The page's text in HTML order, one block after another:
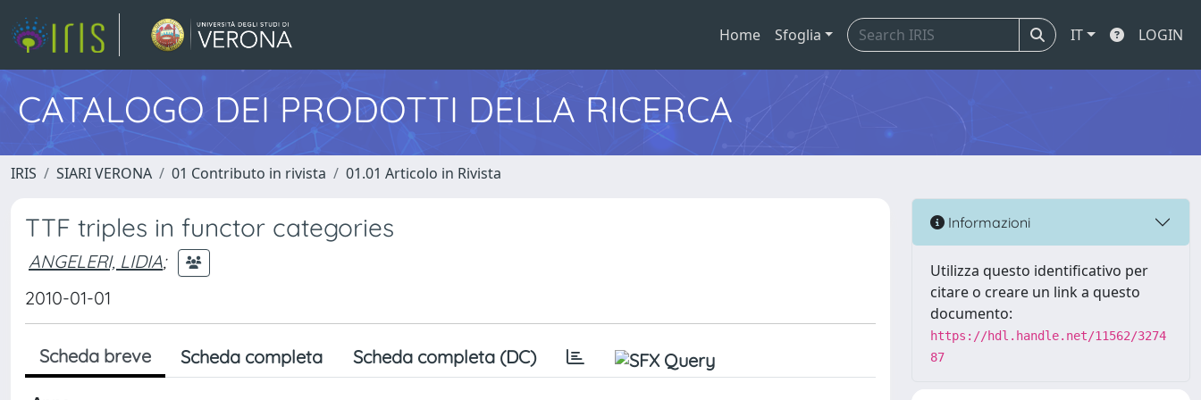
Home Sfoglia IT LOGIN
CATALOGO DEI PRODOTTI DELLA RICERCA
IRIS SIARI VERONA 01 Contributo in rivista 01.01 Articolo in Rivista
TTF triples in functor categories
ANGELERI, LIDIA;
2010-01-01
Scheda breve Scheda completa Scheda completa (DC)
Informazioni
Utilizza questo identificativo per
citare o creare un link a questo
documento:
https://hdl.handle.net/11562/3274
87